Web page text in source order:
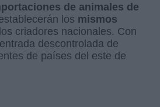
de animales de
los mismos
criadores nacionales. Con
descontrolada de
de países del este de